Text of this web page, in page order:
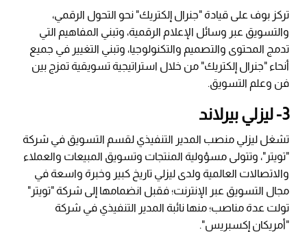
تركز بوف على قيادة "جنرال إلكتريك" نحو التحول الرقمي،
والتسويق عبر وسائل الإعلام الرقمية، وتبني المفاهيم التي
تدمج المحتوى والتصميم والتكنولوجيا، وتبني التغيير في جميع
أنحاء "جنرال إلكتريك" من خلال استراتيجية تسويقية تمزج بين
فن وعلم التسويق.
3- ليزلي بيرلاند
تشغل ليزلي منصب المدير التنفيذي لقسم التسويق في شركة
"تويتر"، وتتولى مسؤولية المنتجات وتسويق المبيعات والعملاء
والاتصالات العالمية ولدى ليزلي تاريخ كبير وخبرة واسعة في
مجال التسويق عبر الإنترنت؛ فقبل انضمامها إلى شركة "تويتر"
تولت عدة مناصب؛ منها نائبة المدير التنفيذي في شركة
"أمريكان إكسبريس".